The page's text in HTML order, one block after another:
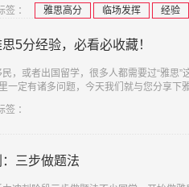
签 ： 雅思高分 临场发挥 经验
5分经验，必看必收藏！
，或者出国留学，很多人都需要过“雅思
定有诸多问题，今天我们就与您分享下
签 ：
三步做题法